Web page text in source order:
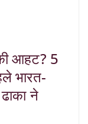
आहट? 5
भारत-
ने